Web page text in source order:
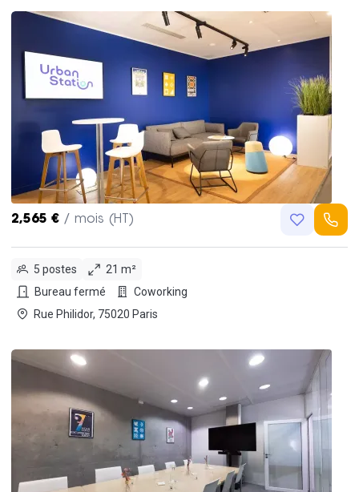
2,565 € / mois (HT)
5 postes
21 m²
Bureau fermé
Coworking
Rue Philidor, 75020 Paris